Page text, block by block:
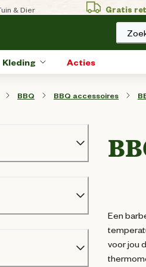
& Dier Gratis
Kleding Acties
BBQ BBQ accessoires
Een
voor jou